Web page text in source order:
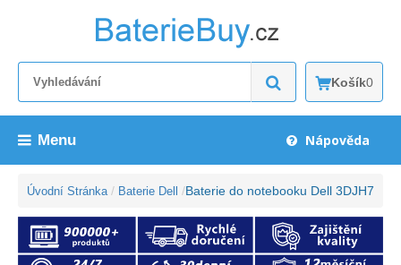
Košík0
Menu Nápověda
Úvodní Stránka Baterie Dell Baterie do notebooku Dell 3DJH7